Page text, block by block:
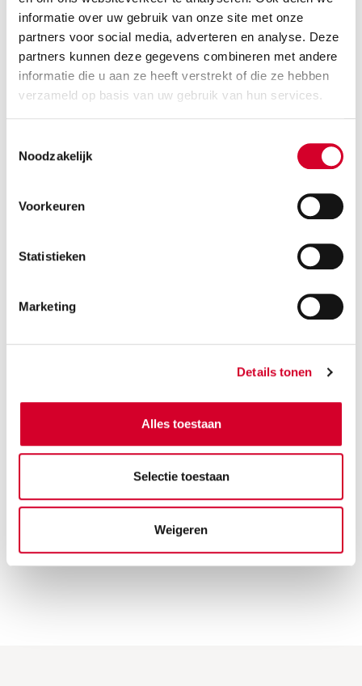
informatie over uw gebruik van onze site met onze
partners voor social media, adverteren en analyse. Deze
partners kunnen deze gegevens combineren met andere
informatie die u aan ze heeft verstrekt of die ze hebben
verzameld op basis van uw gebruik van hun services.
Noodzakelijk
Voorkeuren
Statistieken
Marketing
Details tonen
Alles toestaan
Selectie toestaan
Weigeren
BLIJF OP DE
HOOGTE
altijd op de hoogte van acties en
E-mailadres
INSCHRIJVEN